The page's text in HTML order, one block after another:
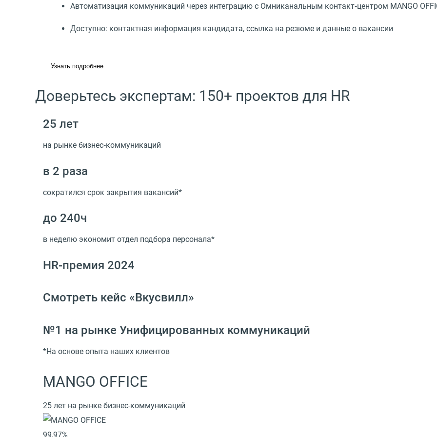
Автоматизация коммуникаций через интеграцию с Омниканальным контакт‑центром MANGO
Доступно: контактная информация кандидата, ссылка на резюме и данные о вакансии
Узнать подробнее
Доверьтесь экспертам: 150+ проектов для HR
25 лет
на рынке бизнес‑коммуникаций
в 2 раза
сократился срок закрытия вакансий*
до 240ч
в неделю экономит отдел подбора персонала*
HR-премия 2024
Смотреть кейс «Вкусвилл»
№1 на рынке Унифицированных коммуникаций
*На основе опыта наших клиентов
MANGO OFFICE
25 лет на рынке бизнес-коммуникаций
99,97%